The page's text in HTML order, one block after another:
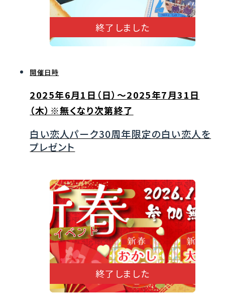
終了しました
開催日時
2025年6月1日（日）～2025年7月31日
（木）※無くなり次第終了
白い恋人パーク30周年限定の白い恋人を
プレゼント
終了しました